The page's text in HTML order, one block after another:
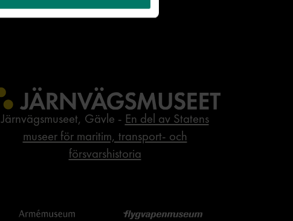
Järnvägsmuseet, Gävle - En del av Statens
museer för maritim, transport- och
försvarshistoria